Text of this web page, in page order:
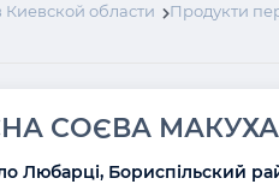
области
Продукти
СОЄВА
Любарці, Бориспільский